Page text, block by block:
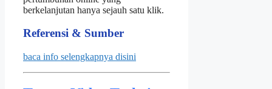
berkelanjutan hanya sejauh satu klik.
Referensi & Sumber
baca info selengkapnya disini